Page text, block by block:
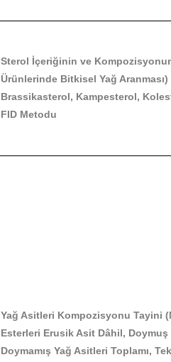
Sterol İçeriğinin ve
Ürünlerinde Bitkisel Yağ
Brassikasterol, Kampesterol,
FID Metodu
Yağ Asitleri Kompozisyonu Tayini
Esterleri Erusik Asit Dâhil, Doymuş
Doymamış Yağ Asitleri Toplamı,